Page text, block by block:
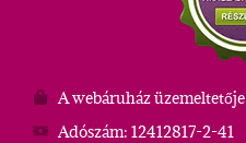
A webáruház
Adószám: 12412817-2-41